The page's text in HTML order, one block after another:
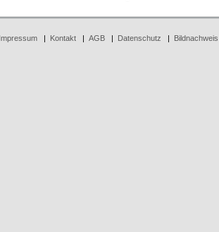
Impressum| Kontakt| AGB| Datenschutz Bildnachweis